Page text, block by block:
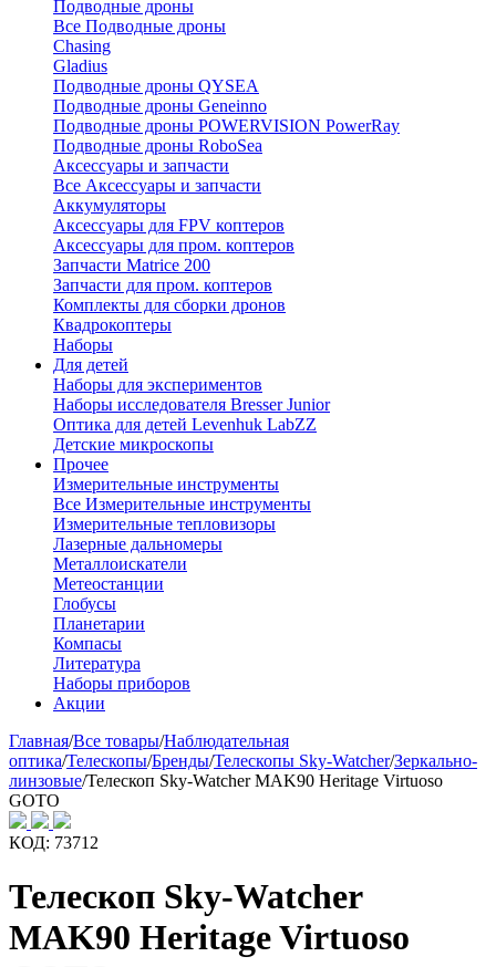
Подводные дроны
Все Подводные дроны
Chasing
Gladius
Подводные дроны QYSEA
Подводные дроны Geneinno
Подводные дроны POWERVISION PowerRay
Подводные дроны RoboSea
Аксессуары и запчасти
Все Аксессуары и запчасти
Аккумуляторы
Аксессуары для FPV коптеров
Аксессуары для пром. коптеров
Запчасти Matrice 200
Запчасти для пром. коптеров
Комплекты для сборки дронов
Квадрокоптеры
Наборы
Для детей
Наборы для экспериментов
Наборы исследователя Bresser Junior
Оптика для детей Levenhuk LabZZ
Детские микроскопы
Прочее
Измерительные инструменты
Все Измерительные инструменты
Измерительные тепловизоры
Лазерные дальномеры
Металлоискатели
Метеостанции
Глобусы
Планетарии
Компасы
Литература
Наборы приборов
Акции
Главная/Все товары/Наблюдательная
оптика/Телескопы/Бренды/Телескопы Sky-Watcher/Зеркально-
линзовые/Телескоп Sky-Watcher MAK90 Heritage Virtuoso
GOTO
КОД: 73712
Телескоп Sky-Watcher
MAK90 Heritage Virtuoso